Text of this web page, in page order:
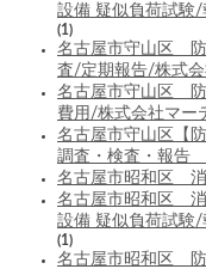
設備 疑似負荷試験
(1)
名古屋市守山区 防
査/定期報告/株式
名古屋市守山区 防
費用/株式会社マー
名古屋市守山区【
調査・検査・報
名古屋市昭和区
名古屋市昭和区
設備 疑似負荷試験
(1)
名古屋市昭和区 防